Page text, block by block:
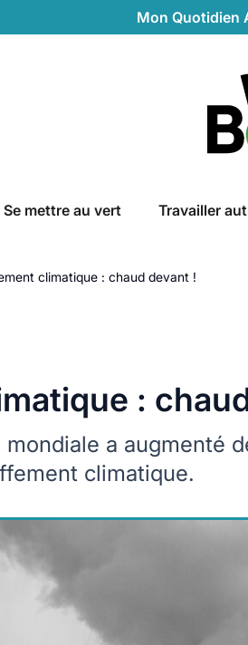
Mon Quotidien
Se mettre au vert Travailler
climatique : chaud devant !
:
a augmenté
climatique.